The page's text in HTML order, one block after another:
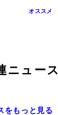
オススメ
ニュース
をもっと見る